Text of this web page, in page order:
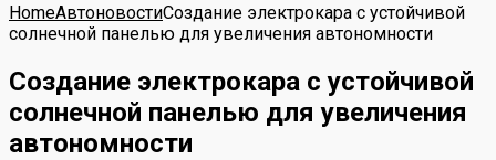
HomeАвтоновостиСоздание электрокара с устойчивой
солнечной панелью для увеличения автономности
Создание электрокара с устойчивой
солнечной панелью для увеличения
автономности